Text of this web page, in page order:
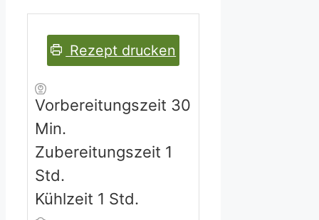
Rezept drucken
Vorbereitungszeit 30
Min.
Zubereitungszeit 1
Std.
Kühlzeit 1 Stunde
Std.